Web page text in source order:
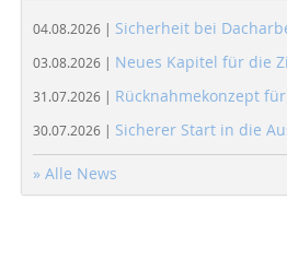
04.08.2026 | Sicherheit bei
03.08.2026 | Neues Kapitel für die
31.07.2026 | Rücknahmekonzept
30.07.2026 | Sicherer Start in die
» Alle News